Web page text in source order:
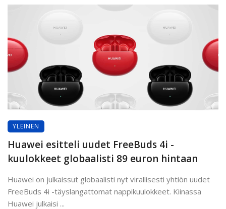
YLEINEN
Huawei esitteli uudet FreeBuds 4i -
kuulokkeet globaalisti 89 euron hintaan
Huawei on julkaissut globaalisti nyt virallisesti yhtiön uudet
FreeBuds 4i -täyslangattomat nappikuulokkeet. Kiinassa
Huawei julkaisi ...